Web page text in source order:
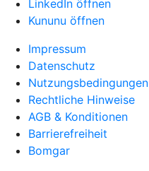
LinkedIn öffnen
Kununu öffnen
Impressum
Datenschutz
Nutzungsbedingungen
Rechtliche Hinweise
AGB & Konditionen
Barrierefreiheit
Bomgar